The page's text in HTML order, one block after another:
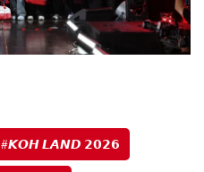
#𝙆𝙊𝙃 𝙇𝘼𝙉𝘿 𝟮𝟬𝟮𝟲